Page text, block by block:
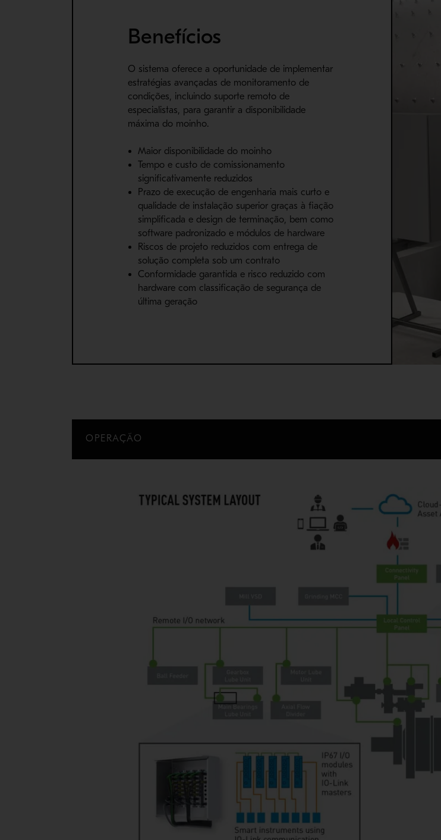
Benefícios
O sistema oferece a oportunidade de implementar
estratégias avançadas de monitoramento de
condições, incluindo suporte remoto de
especialistas, para garantir a disponibilidade
máxima do moinho.
Maior disponibilidade do moinho
Tempo e custo de comissionamento
significativamente reduzidos
Prazo de execução de engenharia mais curto e
qualidade de instalação superior graças à fiação
simplificada e design de terminação, bem como
software padronizado e módulos de hardware
Riscos de projeto reduzidos com entrega de
solução completa sob um contrato
Conformidade garantida e risco reduzido com
hardware com classificação de segurança de
última geração
OPERAÇÃO